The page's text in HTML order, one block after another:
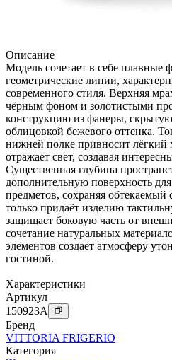
Описание
Модель сочетает в себе плавные
геометрические линии,
современного стиля. Верхняя
чёрным фоном и золотистыми
конструкцию из фанеры,
облицовкой бежевого оттенка.
нижней полке привносит лёгкий
отражает свет, создавая
Существенная глубина
дополнительную поверхность
предметов, сохраняя
только придаёт изделию
защищает боковую часть от
сочетание натуральных
элементов создаёт атмосферу
гостиной.
Характеристики
Артикул
150923A
Бренд
VITTORIA FRIGERIO
Категория